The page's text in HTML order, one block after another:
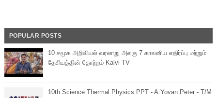
POPULAR POSTS
10 சமூக அறிவியல் வரலாறு அலகு 7 காலனிய எதிர்ப்பு மற்றும்
தேசியத்தின் தோற்றம் Kalvi TV
10th Science Thermal Physics PPT - A.Yovan Peter - T/M